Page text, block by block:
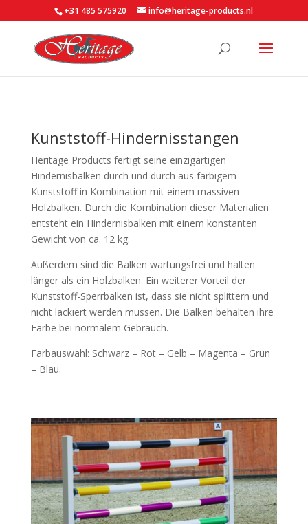
+31 485 575920 info@heritage-products.nl
Kunststoff-Hindernisstangen
Heritage Products fertigt seine einzigartigen
Hindernisbalken durch und durch aus farbigem
Kunststoff in Kombination mit einem massiven
Holzbalken. Durch die Kombination dieser Materialien
entsteht ein Hindernisbalken mit einem konstanten
Gewicht von ca. 12 kg.
Außerdem sind die Balken wartungsfrei und halten
länger als ein Holzbalken. Ein weiterer Vorteil der
Kunststoff-Sperrbalken ist, dass sie nicht splittern und
nicht lackiert werden müssen. Die Balken behalten ihre
Farbe bei normalem Gebrauch.
Farbauswahl: Schwarz – Rot – Gelb – Magenta – Grün
– Blau.